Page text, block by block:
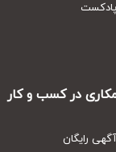
در کسب و کار
رایگان